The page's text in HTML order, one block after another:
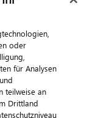
oder
für Analysen
teilweise an
Drittland